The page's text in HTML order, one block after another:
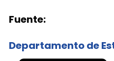
Fuente:
Departamento de